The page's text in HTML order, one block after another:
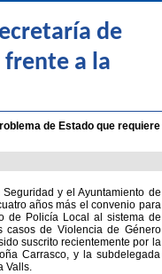
de
frente a la
de Estado que requiere
y el Ayuntamiento de
años más el convenio para
de Policía Local al sistema de
casos de Violencia de Género
suscrito recientemente por la
Carrasco, y la subdelegada
Valls.